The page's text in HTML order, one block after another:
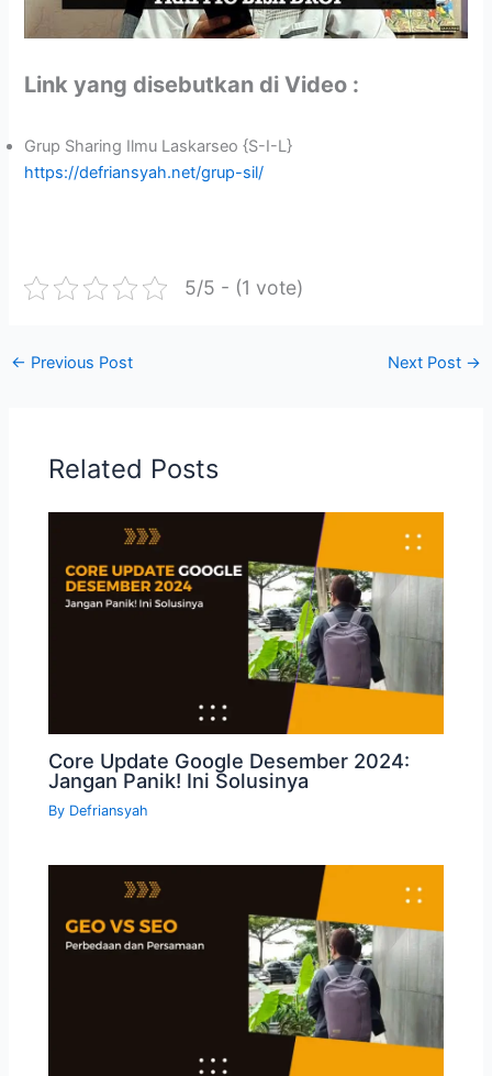
Link yang disebutkan di Video :
Grup Sharing Ilmu Laskarseo {S-I-L}
https://defriansyah.net/grup-sil/
5/5 - (1 vote)
← Previous Post Next Post →
Related Posts
Core Update Google Desember 2024:
Jangan Panik! Ini Solusinya
By Defriansyah